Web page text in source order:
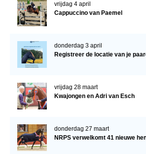
vrijdag 4 april
Cappuccino van Paemel
donderdag 3 april
Registreer de locatie van je
vrijdag 28 maart
Kwajongen en Adri van Esch
donderdag 27 maart
NRPS verwelkomt 41 nieuwe